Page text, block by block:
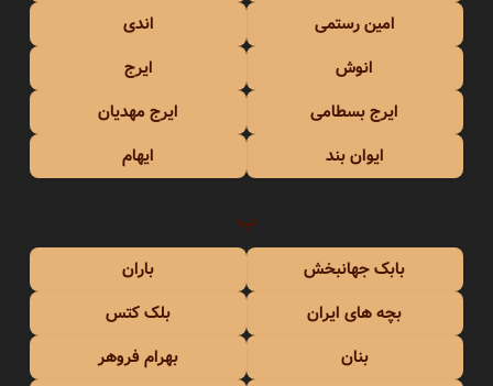
امین رستمی
اندی
انوش
ایرج
ایرج بسطامی
ایرج مهدیان
ایوان بند
ایهام
ب
بابک جهانبخش
باران
بچه های ایران
بلک کتس
بنان
بهرام فروهر